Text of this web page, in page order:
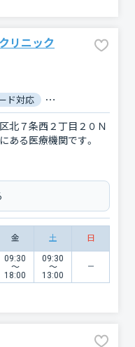
リニック
ド対応 マイナ保険証対応
北７条西２丁目２０Ｎ
ある医療機関です。
金 土 日
09:30
〜
18:00
09:30
〜
13:00